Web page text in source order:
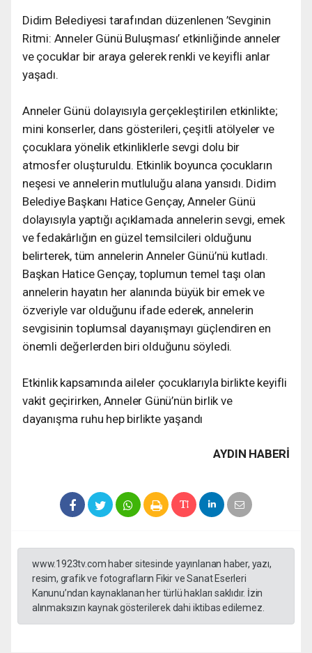
Didim Belediyesi tarafından düzenlenen ’Sevginin
Ritmi: Anneler Günü Buluşması’ etkinliğinde anneler
ve çocuklar bir araya gelerek renkli ve keyifli anlar
yaşadı.
Anneler Günü dolayısıyla gerçekleştirilen etkinlikte;
mini konserler, dans gösterileri, çeşitli atölyeler ve
çocuklara yönelik etkinliklerle sevgi dolu bir
atmosfer oluşturuldu. Etkinlik boyunca çocukların
neşesi ve annelerin mutluluğu alana yansıdı. Didim
Belediye Başkanı Hatice Gençay, Anneler Günü
dolayısıyla yaptığı açıklamada annelerin sevgi, emek
ve fedakârlığın en güzel temsilcileri olduğunu
belirterek, tüm annelerin Anneler Günü’nü kutladı.
Başkan Hatice Gençay, toplumun temel taşı olan
annelerin hayatın her alanında büyük bir emek ve
özveriyle var olduğunu ifade ederek, annelerin
sevgisinin toplumsal dayanışmayı güçlendiren en
önemli değerlerden biri olduğunu söyledi.
Etkinlik kapsamında aileler çocuklarıyla birlikte keyifli
vakit geçirirken, Anneler Günü’nün birlik ve
dayanışma ruhu hep birlikte yaşandı
AYDIN HABERİ
www.1923tv.com haber sitesinde yayınlanan haber, yazı,
resim, grafik ve fotografların Fikir ve Sanat Eserleri
Kanunu’ndan kaynaklanan her türlü hakları saklıdır. İzin
alınmaksızın kaynak gösterilerek dahi iktibas edilemez.